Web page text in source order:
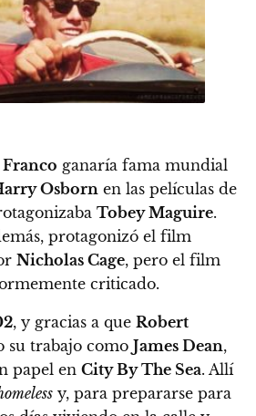
Franco ganaría fama mundial
Osborn en las películas de
Tobey Maguire.
protagonizó el film
Nicholas Cage, pero el film
criticado.
, y gracias a que Robert
su trabajo como James Dean,
papel en City By The Sea. Allí
y, para prepararse para